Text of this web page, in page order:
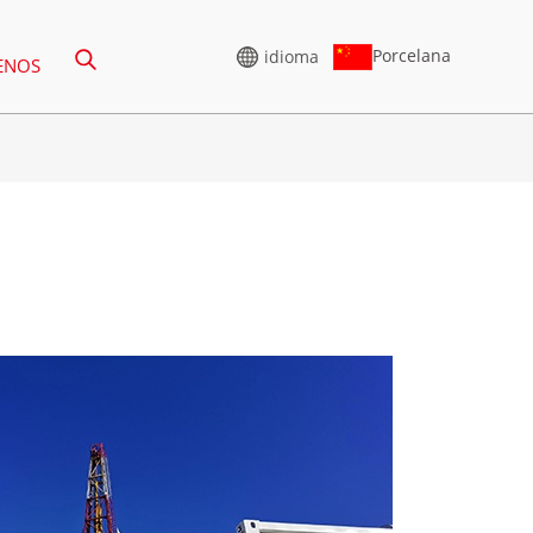
KVA
idioma Porcelana